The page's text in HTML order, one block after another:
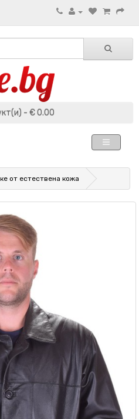
- € 0.00
от естествена кожа